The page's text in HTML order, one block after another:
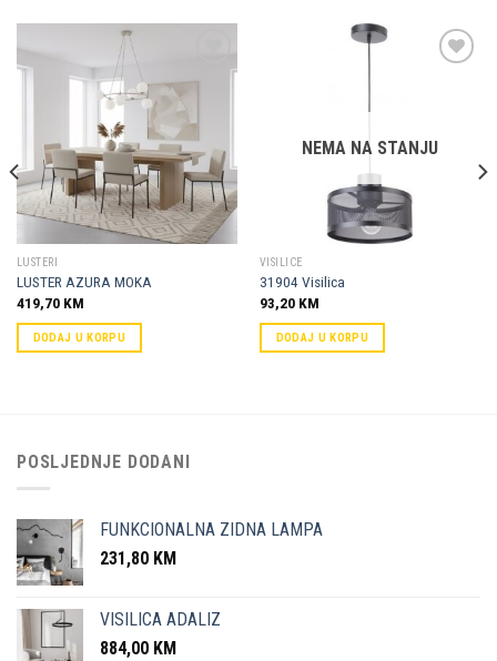
omiljene
LUSTERI
LUSTER AZURA MOKA
419,70 KM
DODAJ U KORPU
NEMA NA STANJU
VISILICE
31904 Visilica
93,20 KM
DODAJ U KORPU
POSLJEDNJE DODANI
FUNKCIONALNA ZIDNA LAMPA
231,80 KM
VISILICA ADALIZ
884,00 KM